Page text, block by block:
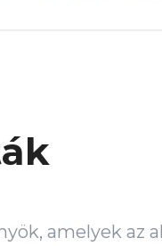
amelyek az